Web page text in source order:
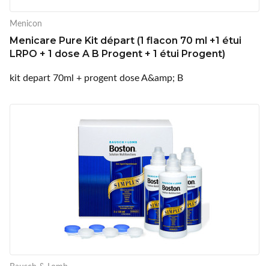
Menicon
Menicare Pure Kit départ (1 flacon 70 ml +1 étui
LRPO + 1 dose A B Progent + 1 étui Progent)
kit depart 70ml + progent dose A&amp; B